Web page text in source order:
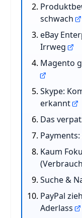
schwach
eBay
Irrweg
Magento
Skype:
erkannt
Das
Kaum
Suche &
PayPal
Aderlass